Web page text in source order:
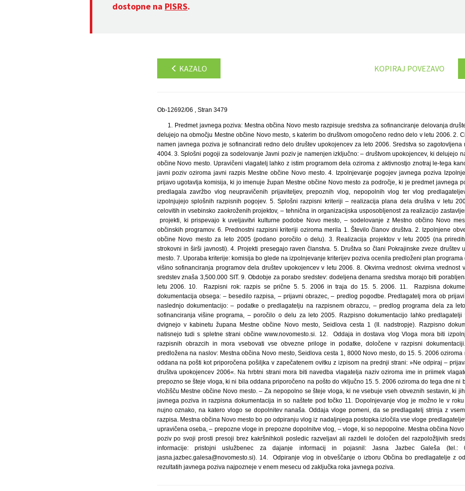
dostopne na PISRS.
KAZALO KOPIRAJ POVEZAVO
Ob-12692/06 , Stran 3479
1. Predmet javnega poziva: Mestna občina Novo mesto razpisuje sredstva za sofinanciranje delovanja
delujejo na območju Mestne občine Novo mesto, s katerim bo društvom omogočeno redno delo v letu 2006. 2.
namen javnega poziva je sofinancirati redno delo društev upokojencev za leto 2006. Sredstva so zagotovljena
4004. 3. Splošni pogoji za sodelovanje Javni poziv je namenjen izključno: – društvom upokojencev, ki delujejo
občine Novo mesto. Upravičeni vlagatelj lahko z istim programom dela oziroma z aktivnostjo znotraj le-tega
javni poziv oziroma javni razpis Mestne občine Novo mesto. 4. Izpolnjevanje pogojev javnega poziva
prijavo ugotavlja komisija, ki jo imenuje župan Mestne občine Novo mesto za področje, ki je predmet javnega
predlagala zavržbo vlog neupravičenih prijaviteljev, prepoznih vlog, nepopolnih vlog ter vlog
izpolnjujejo splošnih razpisnih pogojev. 5. Splošni razpisni kriteriji – realizacija plana dela društva v letu
celovitih in vsebinsko zaokroženih projektov, – tehnična in organizacijska usposobljenost za realizacijo
projekti, ki prispevajo k uveljavitvi kulturne podobe Novo mesto, – sodelovanje z Mestno občino Novo
občinskih programov. 6. Prednostni razpisni kriteriji oziroma merila 1. Število članov društva. 2. Izpolnjene
občine Novo mesto za leto 2005 (podano poročilo o delu). 3. Realizacija projektov v letu 2005 (na
strokovni in širši javnosti). 4. Projekti presegajo raven članstva. 5. Društva so člani Pokrajinske zveze društev
mesto. 7. Uporaba kriterije: komisija bo glede na izpolnjevanje kriterijev poziva ocenila predloženi plan
višino sofinanciranja programov dela društev upokojencev v letu 2006. 8. Okvirna vrednost: okvirna vrednost
sredstev znaša 3,500.000 SIT. 9. Obdobje za porabo sredstev: dodeljena denarna sredstva morajo biti
letu 2006. 10. Razpisni rok: razpis se prične 5. 5. 2006 in traja do 15. 5. 2006. 11. Razpisna
dokumentacija obsega: – besedilo razpisa, – prijavni obrazec, – predlog pogodbe. Predlagatelj mora ob
naslednjo dokumentacijo: – podatke o predlagatelju na razpisnem obrazcu, – predlog programa dela za
sofinanciranja višine programa, – poročilo o delu za leto 2005. Razpisno dokumentacijo lahko predlagatelji
dvignejo v kabinetu župana Mestne občine Novo mesto, Seidlova cesta 1 (II. nadstropje). Razpisno
natisnejo tudi s spletne strani občine www.novomesto.si. 12. Oddaja in dostava vlog Vloga mora biti
razpisnih obrazcih in mora vsebovati vse obvezne priloge in podatke, določene v razpisni
predložena na naslov: Mestna občina Novo mesto, Seidlova cesta 1, 8000 Novo mesto, do 15. 5. 2006
oddana na pošti kot priporočena pošiljka v zapečatenem ovitku z izpisom na prednji strani: »Ne odpiraj –
društva upokojencev 2006«. Na hrbtni strani mora biti navedba vlagatelja naziv oziroma ime in priimek
prepozno se šteje vloga, ki ni bila oddana priporočeno na pošto do vključno 15. 5. 2006 oziroma do tega dne ni
vložišču Mestne občine Novo mesto. – Za nepopolno se šteje vloga, ki ne vsebuje vseh obveznih sestavin, ki
javnega poziva in razpisna dokumentacija in so naštete pod točko 11. Dopolnjevanje vlog je možno le v
nujno oznako, na katero vlogo se dopolnitev nanaša. Oddaja vloge pomeni, da se predlagatelj strinja z
razpisa. Mestna občina Novo mesto bo po odpiranju vlog iz nadaljnjega postopka izločila vse vloge
upravičena oseba, – prepozne vloge in prepozne dopolnitve vlog, – vloge, ki so nepopolne. Mestna občina
poziv po svoji prosti presoji brez kakršnihkoli posledic razveljavi ali razdeli le določen del razpoložljivih
informacije: pristojni uslužbenec za dajanje informacij in pojasnil: Jasna Jazbec Galeša (tel.:
jasna.jazbec.galesa@novomesto.si). 14. Odpiranje vlog in obveščanje o izboru Občina bo predlagatelje z
rezultatih javnega poziva najpozneje v enem mesecu od zaključka roka javnega poziva.